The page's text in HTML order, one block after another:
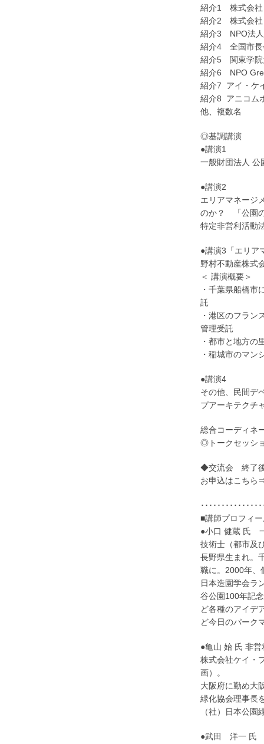
紹介1 株式会社
紹介2 株式会社
紹介3 NPO法
紹介4 全国市長
紹介5 関東学院
紹介6 NPO
紹介7 アイ・ケ
紹介8 アニコ
他、複数名
◎基調講演
●講演1
一般財団法人
●講演2
エリアマネージ
のか？ 「公園
特定非営利活
●講演3「エリア
野村不動産株
＜ 講演概要＞
・千葉県船橋市
託
・港区のフラン
管理受託
・都市と地方の
・稲城市のマン
●講演4
その他、民間デ
プアーキテクチ
総合コーディ
◎トークセッシ
◆交流会 終了後
お申込はこちら
･･････････････
■講師プロフィ
●小口 健蔵 氏
技術士（都市及
長野県生まれ。
職に。2000年、
日本造園学会ラ
谷公園100年記
ど各種のアイデ
ど今日のパーク
●亀山 始 氏 非
株式会社ケイ・
画）。
大阪府に勤め大
緑化協会理事長
（社）日本公
●武田 洋一 氏